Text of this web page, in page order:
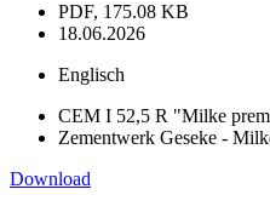
PDF, 175.08 KB
18.06.2026
Englisch
CEM I 52,5 R "Milke
Zementwerk Geseke -
Download